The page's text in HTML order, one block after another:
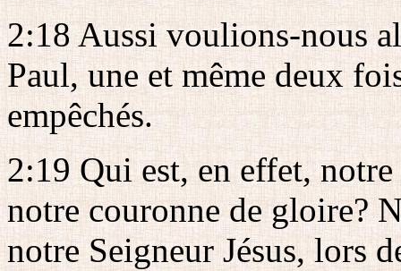
2:18 Aussi voulions-nous
Paul, une et même deux
empêchés.
2:19 Qui est, en effet,
notre couronne de gloire?
notre Seigneur Jésus, lors